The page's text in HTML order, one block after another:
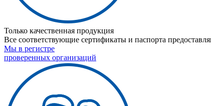
Только качественная продукция
Все соответствующие сертификаты и паспорта
Мы в регистре
проверенных организаций